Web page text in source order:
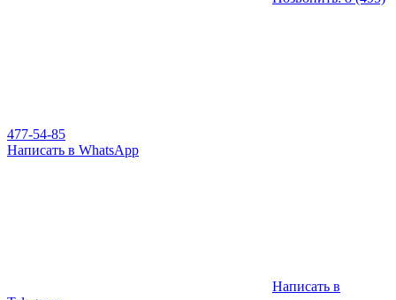
477-54-85
Написать в WhatsApp
Написать в